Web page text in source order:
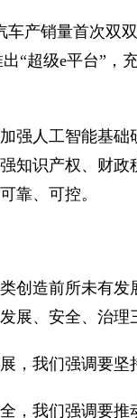
产销量首次双双
“超级e平台”
强人工智能基
知识产权、财
靠、可控。
创造前所未有
展、安全、治理
我们强调要坚
我们强调要推